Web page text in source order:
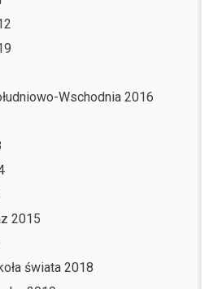
Wschodnia 2016
2015
świata 2018